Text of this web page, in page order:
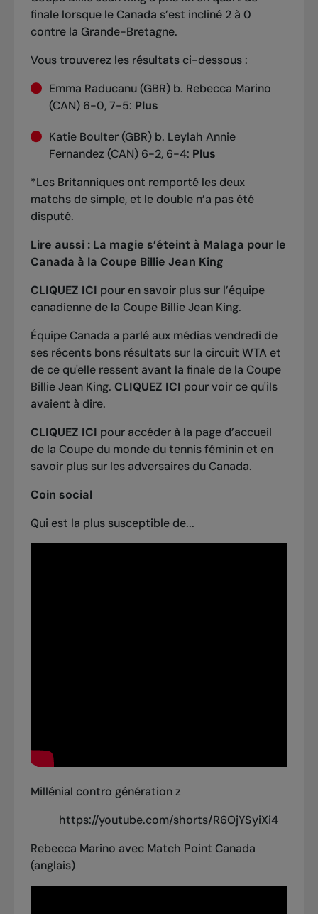
finale lorsque le Canada s’est incliné 2 à 0
contre la Grande-Bretagne.
Vous trouverez les résultats ci-dessous :
Emma Raducanu (GBR) b. Rebecca Marino
(CAN) 6-0, 7-5: Plus
Katie Boulter (GBR) b. Leylah Annie
Fernandez (CAN) 6-2, 6-4: Plus
*Les Britanniques ont remporté les deux
matchs de simple, et le double n’a pas été
disputé.
Lire aussi : La magie s’éteint à Malaga pour le
Canada à la Coupe Billie Jean King
CLIQUEZ ICI pour en savoir plus sur l’équipe
canadienne de la Coupe Billie Jean King.
Équipe Canada a parlé aux médias vendredi de
ses récents bons résultats sur la circuit WTA et
de ce qu'elle ressent avant la finale de la Coupe
Billie Jean King. CLIQUEZ ICI pour voir ce qu'ils
avaient à dire.
CLIQUEZ ICI pour accéder à la page d’accueil
de la Coupe du monde du tennis féminin et en
savoir plus sur les adversaires du Canada.
Coin social
Qui est la plus susceptible de...
Millénial contro génération z
https://youtube.com/shorts/R6OjYSyiXi4
Rebecca Marino avec Match Point Canada
(anglais)